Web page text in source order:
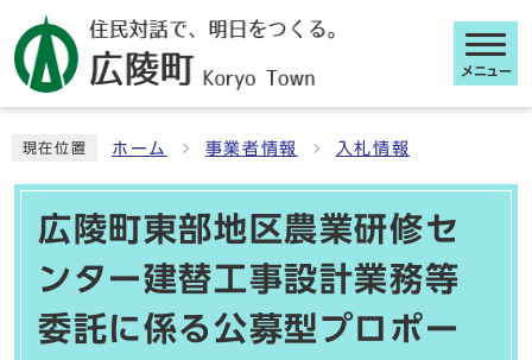
メニュー
現在位置 ホーム 事業者情報 入札情報
広陵町東部地区農業研修セ
ンター建替工事設計業務等
委託に係る公募型プロポー